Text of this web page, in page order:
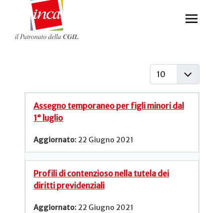
Visualizza #
Assegno temporaneo per figli minori dal
1° luglio
22 Giugno 2021
Profili di contenzioso nella tutela dei
diritti previdenziali
22 Giugno 2021